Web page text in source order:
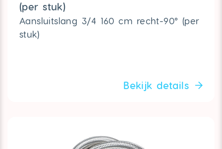
(per stuk)
Aansluitslang 3/4 160 cm recht-90° (per
stuk)
Bekijk details